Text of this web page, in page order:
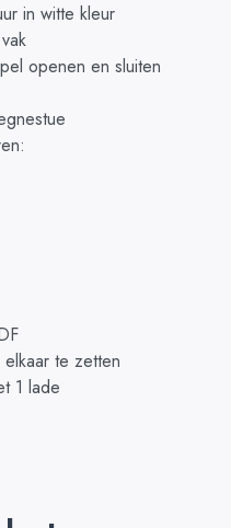
in witte kleur
openen en sluiten
te zetten
1 lade